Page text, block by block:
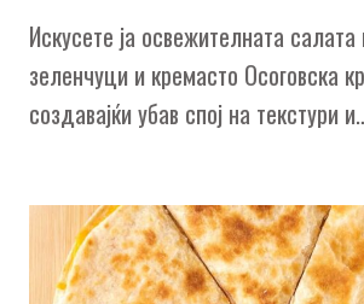
Искусете ја освежителната
зеленчуци и кремасто Осоговска
создавајќи убав спој на текстури